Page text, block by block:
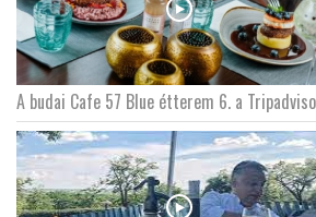
A budai Cafe 57 Blue étterem 6. a